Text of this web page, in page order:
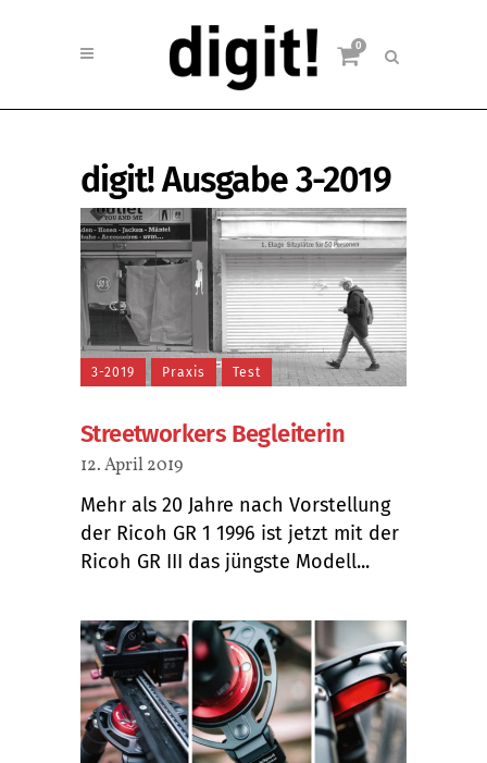
0
digit! Ausgabe 3-2019
3-2019 Praxis Test
Streetworkers Begleiterin
12. April 2019
Mehr als 20 Jahre nach Vorstellung
der Ricoh GR 1 1996 ist jetzt mit der
Ricoh GR III das jüngste Modell...